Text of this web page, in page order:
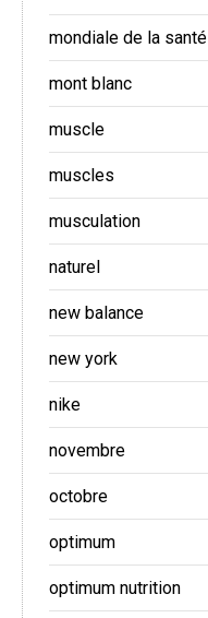
mondiale de la santé
mont blanc
muscle
muscles
musculation
naturel
new balance
new york
nike
novembre
octobre
optimum
optimum nutrition